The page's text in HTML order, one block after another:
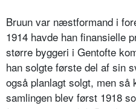
Bruun var næstformand i
1914 havde han finansielle
større byggeri i Gentofte
han solgte første del af sin
også planlagt solgt, men så
samlingen blev først 1918